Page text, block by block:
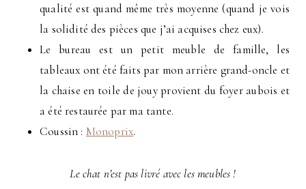
qualité est quand même très moyenne (quand je vois
la solidité des pièces que j’ai acquises chez eux).
Le bureau est un petit meuble de famille, les
tableaux ont été faits par mon arrière grand-oncle et
la chaise en toile de jouy provient du foyer aubois et
a été restaurée par ma tante.
Coussin : Monoprix.
Le chat n’est pas livré avec les meubles !